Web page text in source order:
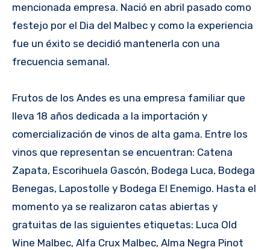
mencionada empresa. Nació en abril pasado como
festejo por el Dia del Malbec y como la experiencia
fue un éxito se decidió mantenerla con una
frecuencia semanal.
Frutos de los Andes es una empresa familiar que
lleva 18 años dedicada a la importación y
comercialización de vinos de alta gama. Entre los
vinos que representan se encuentran: Catena
Zapata, Escorihuela Gascón, Bodega Luca, Bodega
Benegas, Lapostolle y Bodega El Enemigo. Hasta el
momento ya se realizaron catas abiertas y
gratuitas de las siguientes etiquetas: Luca Old
Wine Malbec, Alfa Crux Malbec, Alma Negra Pinot